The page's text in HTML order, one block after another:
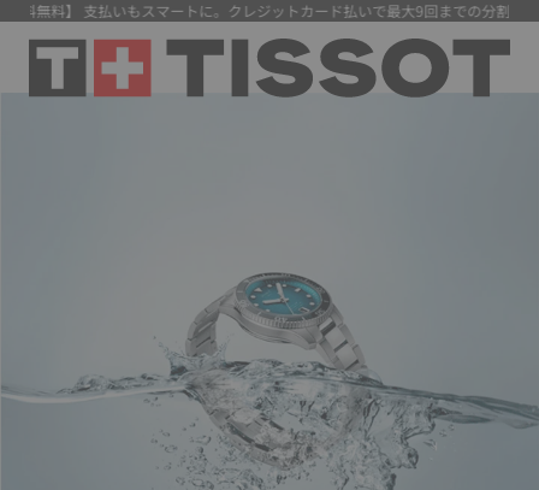
料無料】 支払いもスマートに。クレジットカード払いで最大9回までの分割払い